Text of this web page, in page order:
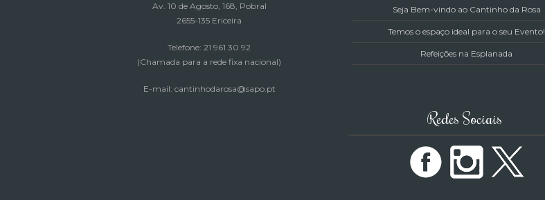
Av. 10 de Agosto, 168, Pobral
2655-135 Ericeira
Telefone: 21 961 30 92
(Chamada para a rede fixa nacional)
E-mail: cantinhodarosa@sapo.pt
Seja Bem-vindo ao Cantinho da Rosa
Temos o espaço ideal para o seu Evento!
Refeições na Esplanada
Redes Sociais